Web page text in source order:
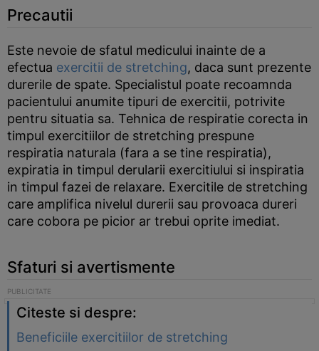
Precautii
Este nevoie de sfatul medicului inainte de a
efectua exercitii de stretching, daca sunt prezente
durerile de spate. Specialistul poate recoamnda
pacientului anumite tipuri de exercitii, potrivite
pentru situatia sa. Tehnica de respiratie corecta in
timpul exercitiilor de stretching prespune
respiratia naturala (fara a se tine respiratia),
expiratia in timpul derularii exercitiului si inspiratia
in timpul fazei de relaxare. Exercitile de stretching
care amplifica nivelul durerii sau provoaca dureri
care cobora pe picior ar trebui oprite imediat.
Sfaturi si avertismente
Citeste si despre:
Beneficiile exercitiilor de stretching